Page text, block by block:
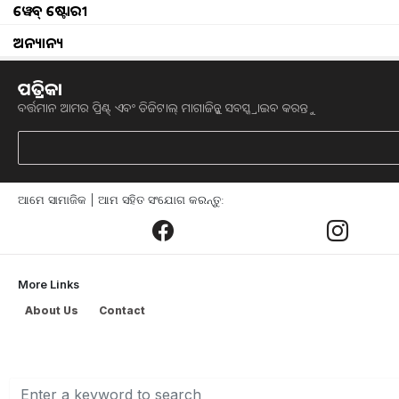
ୱେବ୍ ଷ୍ଟୋରୀ
ଅନ୍ୟାନ୍ୟ
ପତ୍ରିକା
ବର୍ତ୍ତମାନ ଆମର ପ୍ରିଣ୍ଟ୍ ଏବଂ ଡିଜିଟାଲ୍ ମାଗାଜିନ୍କୁ ସବସ୍କ୍ରାଇବ କରନ୍ତୁ
ଆମେ ସାମାଜିକ | ଆମ ସହିତ ସଂଯୋଗ କରନ୍ତୁ:
More Links
About Us
Contact
ଦିନକୁ ଦିନ କୃଷି କାର୍ଯ୍ୟରେ ଆଧୁନିକ
କାର୍ଯ୍ୟ ସୂଚାରୁ ରୂପେ ସ୍ୱଳ୍ପ ସମୟ ମଧ୍ୟରେ
ବହୁତ ଗୁରୁତ୍ୱପୂର୍ଣ୍ଣ ହୋଇପଡ଼ିଛି l ଫସଲ